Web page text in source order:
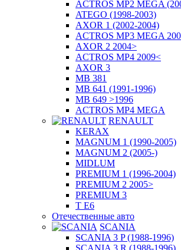
ACTROS MP2 MEGA
ATEGO (1998-2003)
AXOR 1 (2002-2004)
ACTROS MP3 MEGA
AXOR 2 2004>
ACTROS MP4 2009<
AXOR 3
MB 381
MB 641 (1991-1996)
MB 649 >1996
ACTROS MP4 MEGA
RENAULT
KERAX
MAGNUM 1 (1990-2005)
MAGNUM 2 (2005-)
MIDLUM
PREMIUM 1 (1996-2004)
PREMIUM 2 2005>
PREMIUM 3
T E6
Отечественные авто
SCANIA
SCANIA 3 P (1988-1996)
SCANIA 3 R (1988-1996)